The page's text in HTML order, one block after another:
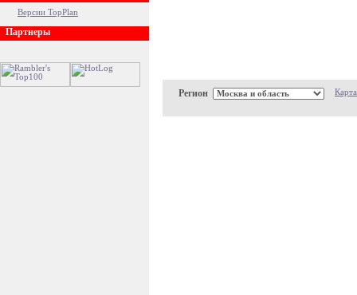
Версии TopPlan
Партнеры
Регион Карта